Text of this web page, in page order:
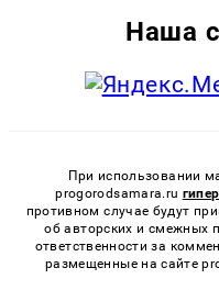
Наша
При использовании
progorodsamara.ru
противном случае будут
об авторских и смежных
ответственности за
размещенные на сайте